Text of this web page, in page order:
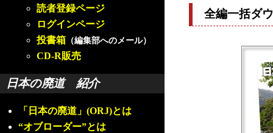
読者登録ページ
ログインページ
投書箱 （編集部へのメール）
CD-R販売
日本の廃道 紹介
「日本の廃道」(ORJ)とは
“オブローダー”とは
全編一括ダ